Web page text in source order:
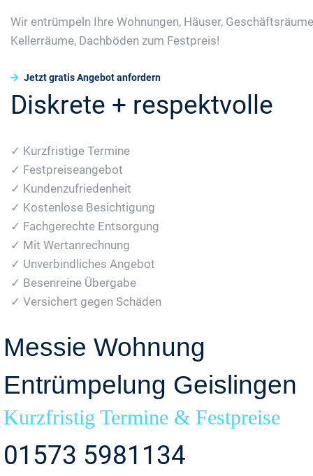
Wir entrümpeln Ihre Wohnungen, Häuser,
Kellerräume, Dachböden zum Festpreis!
Jetzt gratis Angebot anfordern
Diskrete + respektvolle
✓ Kurzfristige Termine
✓ Festpreiseangebot
✓ Kundenzufriedenheit
✓ Kostenlose Besichtigung
✓ Fachgerechte Entsorgung
✓ Mit Wertanrechnung
✓ Unverbindliches Angebot
✓ Besenreine Übergabe
✓ Versichert gegen Schäden
Messie Wohnung
Entrümpelung Geislingen
Kurzfristig Termine & Festpreise
01573 5981134